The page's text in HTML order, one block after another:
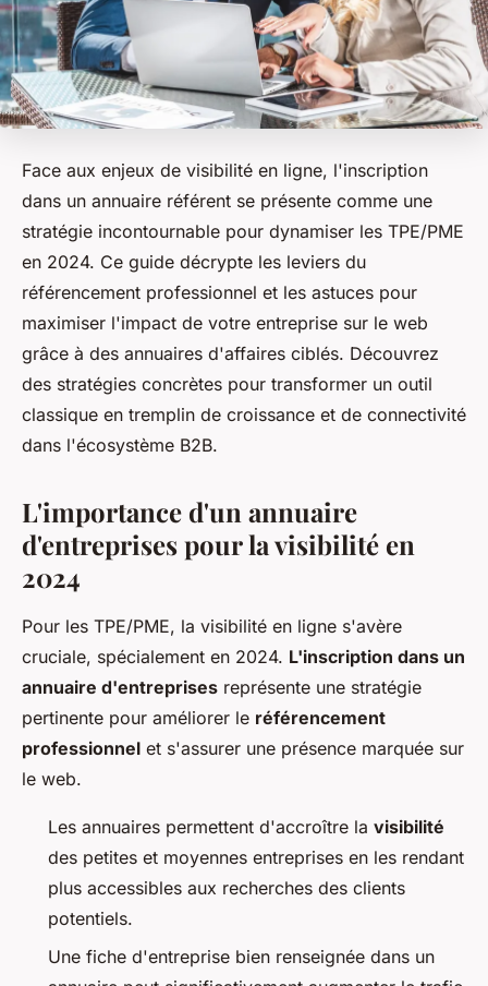
Face aux enjeux de visibilité en ligne, l'inscription
dans un annuaire référent se présente comme une
stratégie incontournable pour dynamiser les TPE/PME
en 2024. Ce guide décrypte les leviers du
référencement professionnel et les astuces pour
maximiser l'impact de votre entreprise sur le web
grâce à des annuaires d'affaires ciblés. Découvrez
des stratégies concrètes pour transformer un outil
classique en tremplin de croissance et de connectivité
dans l'écosystème B2B.
L'importance d'un annuaire
d'entreprises pour la visibilité en
2024
Pour les TPE/PME, la visibilité en ligne s'avère
cruciale, spécialement en 2024. L'inscription dans un
annuaire d'entreprises représente une stratégie
pertinente pour améliorer le référencement
professionnel et s'assurer une présence marquée sur
le web.
Les annuaires permettent d'accroître la visibilité
des petites et moyennes entreprises en les rendant
plus accessibles aux recherches des clients
potentiels.
Une fiche d'entreprise bien renseignée dans un